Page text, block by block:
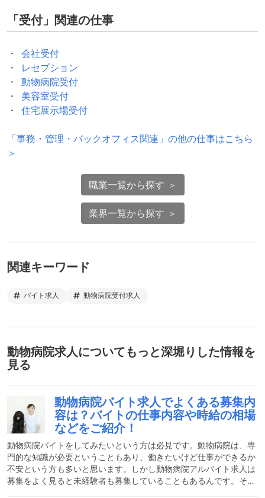
「受付」関連の仕事
会社受付
レセプション
動物病院受付
美容室受付
住宅展示場受付
「事務・管理・バックオフィス関連 」の他の仕事はこちら
＞
職業一覧から探す ＞
業界一覧から探す ＞
関連キーワード
バイト求人 動物病院受付求人
動物病院求人についてもっと深堀りした情報を
見る
動物病院バイト求人でよくある募集内
容は？バイトの仕事内容や時給の相場
などをご紹介！
動物病院バイトをしてみたいという方は必見です。動物病院は、専
門的な知識が必要ということもあり、働きたいけど仕事ができるか
不安という方も多いと思います。しかし動物病院アルバイト求人は
募集をよく見ると未経験者も募集していることもあるんです。そこ